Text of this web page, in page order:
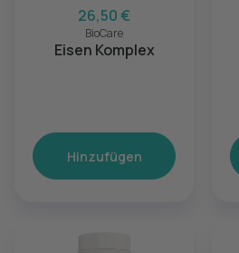
26,50 €
BioCare
Eisen Komplex
Hinzufügen